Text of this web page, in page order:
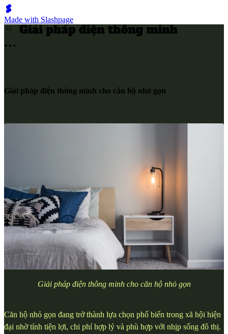
Made with Slashpage
Gi
Giải pháp điện thông minh cho căn hộ nhỏ gọn
Giải pháp điện thông minh cho căn hộ nhỏ gọn
Căn hộ nhỏ gọn đang trở thành lựa chọn phổ biến trong xã hội hiện
đại nhờ tính tiện lợi, chi phí hợp lý và phù hợp với nhịp sống đô thị.